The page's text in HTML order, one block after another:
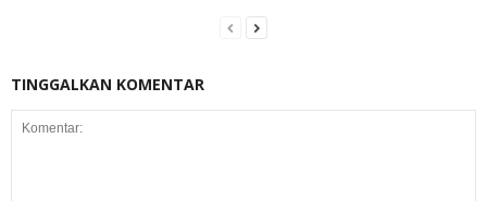
TINGGALKAN KOMENTAR